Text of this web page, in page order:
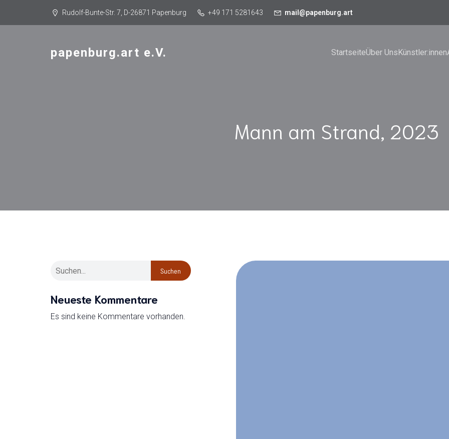
Rudolf-Bunte-Str. 7, D-26871 Papenburg +49 171 5281643 mail@papenburg.art
papenburg.art e.V. StartseiteÜber UnsKünstler:innen
Mann am Strand, 2023
Suchen
Neueste Kommentare
Es sind keine Kommentare vorhanden.